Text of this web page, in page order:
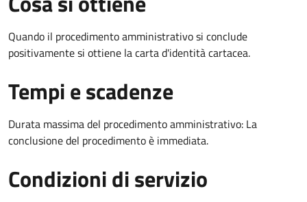
Quando il procedimento amministrativo si conclude
positivamente si ottiene la carta d'identità cartacea.
Tempi e scadenze
Durata massima del procedimento amministrativo: La
conclusione del procedimento è immediata.
Condizioni di servizio